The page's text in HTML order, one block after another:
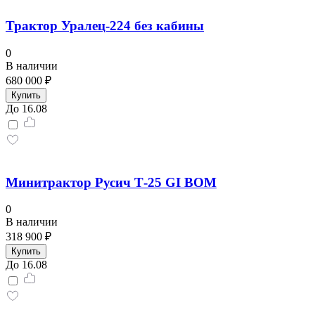
Трактор Уралец-224 без кабины
0
В наличии
680 000 ₽
Купить
До 16.08
Минитрактор Русич Т-25 GI ВОМ
0
В наличии
318 900 ₽
Купить
До 16.08